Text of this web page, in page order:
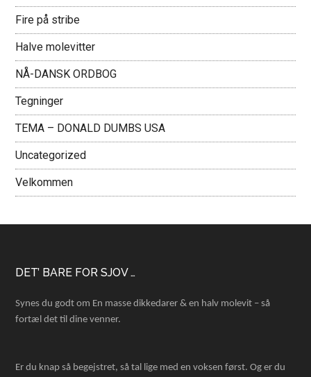
Fire på stribe
Halve molevitter
NÅ-DANSK ORDBOG
Tegninger
TEMA – DONALD DUMBS USA
Uncategorized
Velkommen
Footer
DET’ BARE FOR SJOV …
Synes du godt om En masse dikkedarer & en halv molevit – så
fortæl det til dine venner.
Er du knap så begejstret, så tal lige med en voksen først. Og er du